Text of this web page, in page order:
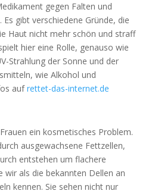
gegen Falten und
Es gibt verschiedene Gründe, die
Haut nicht mehr schön und straff
hier eine Rolle, genauso wie
Strahlung der Sonne und der
wie Alkohol und
aufrettet-das-internet.de
ein kosmetisches Problem.
ausgewachsene Fettzellen,
entstehen um flachere
wir als die bekannten Dellen an
kennen. Sie sehen nicht nur